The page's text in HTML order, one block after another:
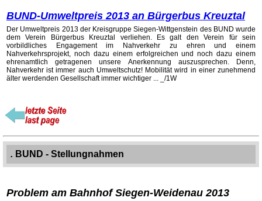
BUND-Umweltpreis 2013 an Bürgerbus Kreuztal
Der Umweltpreis 2013 der Kreisgruppe Siegen-Wittgenstein des BUND wurde
dem Verein Bürgerbus Kreuztal verliehen. Es galt den Verein für sein
vorbildliches Engagement im Nahverkehr zu ehren und einem
Nahverkehrsprojekt, noch dazu einem erfolgreichen und noch dazu einem
ehrenamtlich getragenen unsere Anerkennung auszusprechen. Denn,
Nahverkehr ist immer auch Umweltschutz! Mobilität wird in einer zunehmend
älter werdenden Gesellschaft immer wichtiger ... _/1W
. BUND - Stellungnahmen
Problem am Bahnhof Siegen-Weidenau 2013